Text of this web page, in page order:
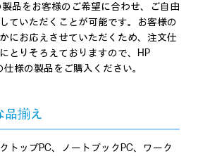
品をお客様のご希望に合わせ、ご自由
ていただくことが可能です。お客様の
にお応えさせていただくため、注文仕
とりそろえておりますので、HP
様の製品をご購入ください。
品揃え
トップPC、ノートブックPC、ワーク